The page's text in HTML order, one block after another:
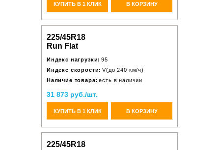
КУПИТЬ В 1 КЛИК В КОРЗИНУ
225/45R18
Run Flat
Индекс нагрузки: 95
Индекс скорости: V(до 240 км/ч)
Наличие товара: есть в наличии
31 873 руб./шт.
КУПИТЬ В 1 КЛИК В КОРЗИНУ
225/45R18